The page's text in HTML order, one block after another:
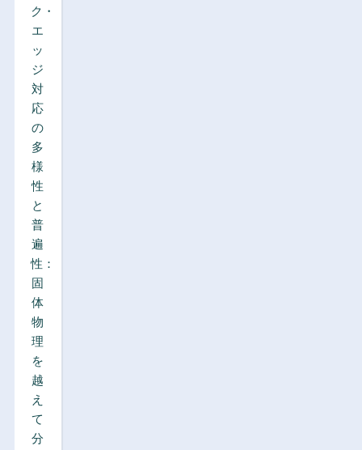
ク・
エ
ッ
ジ
対
応
の
多
様
性
と
普
遍
性：
固
体
物
理
を
越
え
て
分